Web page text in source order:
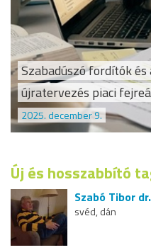
Szabadúszó fordítók és
újratervezés piaci
2025. december 9.
Új és hosszabbító
Szabó Tibor dr.
svéd, dán